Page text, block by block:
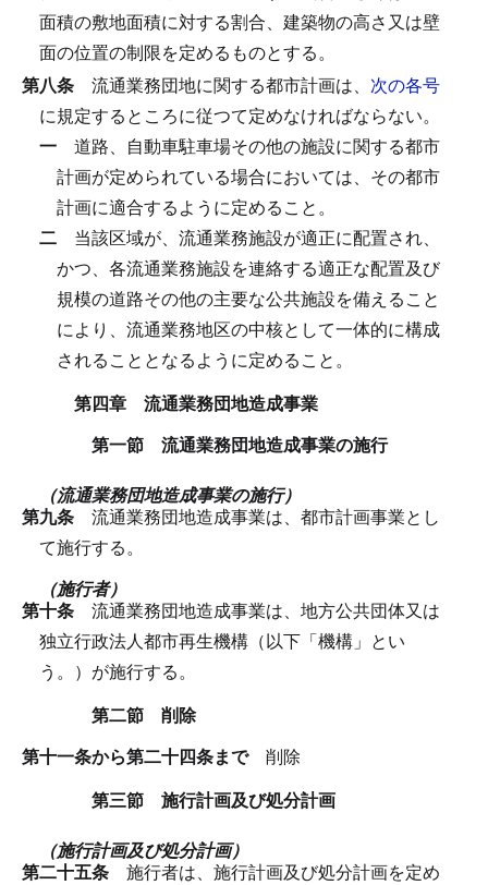
面積の敷地面積に対する割合、建築物の高さ又は壁
面の位置の制限を定めるものとする。
第八条 流通業務団地に関する都市計画は、 次の各号
に規定するところに従つて定めなければならない。
一 道路、自動車駐車場その他の施設に関する都市
計画が定められている場合においては、その都市
計画に適合するように定めること。
二 当該区域が、流通業務施設が適正に配置され、
かつ、各流通業務施設を連絡する適正な配置及び
規模の道路その他の主要な公共施設を備えること
により、流通業務地区の中核として一体的に構成
されることとなるように定めること。
第四章 流通業務団地造成事業
第一節 流通業務団地造成事業の施行
（流通業務団地造成事業の施行）
第九条 流通業務団地造成事業は、都市計画事業とし
て施行する。
（施行者）
第十条 流通業務団地造成事業は、地方公共団体又は
独立行政法人都市再生機構（以下「機構」とい
う。）が施行する。
第二節 削除
第十一条から第二十四条まで 削除
第三節 施行計画及び処分計画
（施行計画及び処分計画）
第二十五条 施行者は、施行計画及び処分計画を定め